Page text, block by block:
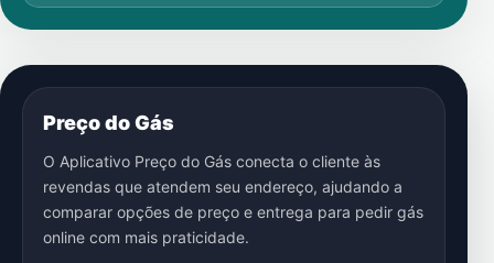
Preço do Gás
O Aplicativo Preço do Gás conecta o cliente às
revendas que atendem seu endereço, ajudando a
comparar opções de preço e entrega para pedir gás
online com mais praticidade.